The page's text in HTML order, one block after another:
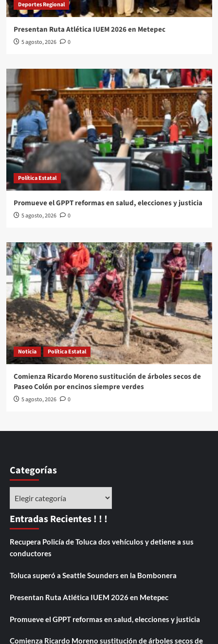
Deportes Regional
Presentan Ruta Atlética IUEM 2026 en Metepec
5 agosto, 2026 0
Política Estatal
Promueve el GPPT reformas en salud, elecciones y justicia
5 agosto, 2026 0
Noticia Política Estatal
Comienza Ricardo Moreno sustitución de árboles secos de
Paseo Colón por encinos siempre verdes
5 agosto, 2026 0
Categorías
Entradas Recientes ! ! !
Recupera Policía de Toluca dos vehículos y detiene a sus
conductores
Toluca superó a Seattle Sounders en la Bombonera
Presentan Ruta Atlética IUEM 2026 en Metepec
Promueve el GPPT reformas en salud, elecciones y justicia
Comienza Ricardo Moreno sustitución de árboles secos de